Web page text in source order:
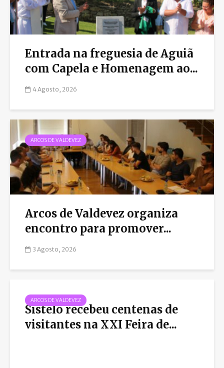
Entrada na freguesia de Aguiã
com Capela e Homenagem ao...
4 Agosto, 2026
ARCOS DE VALDEVEZ
Arcos de Valdevez organiza
encontro para promover...
3 Agosto, 2026
ARCOS DE VALDEVEZ
Sistelo recebeu centenas de
visitantes na XXI Feira de...